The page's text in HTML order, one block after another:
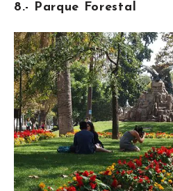
8.- Parque Forestal